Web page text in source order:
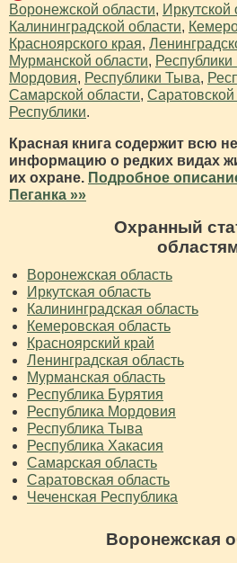
Воронежской области, Иркутской
Калининградской области,
Красноярского края,
Мурманской области,
Мордовия, Республики Тыва,
Самарской области, Саратовской
Республики.
Красная книга содержит всю
информацию о редких видах
их охране. Подробное
Пеганка »»
Охранный
Воронежская область
Иркутская область
Калининградская область
Кемеровская область
Красноярский край
Ленинградская область
Мурманская область
Республика Бурятия
Республика Мордовия
Республика Тыва
Республика Хакасия
Самарская область
Саратовская область
Чеченская Республика
Воронежская